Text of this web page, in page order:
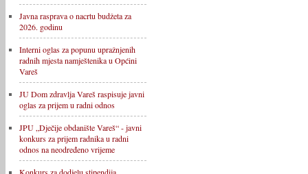
Javna rasprava o nacrtu budžeta za
2026. godinu
Interni oglas za popunu upražnjenih
radnih mjesta namještenika u Općini
Vareš
JU Dom zdravlja Vareš raspisuje javni
oglas za prijem u radni odnos
JPU „Dječije obdanište Vareš“ - javni
konkurs za prijem radnika u radni
odnos na neodređeno vrijeme